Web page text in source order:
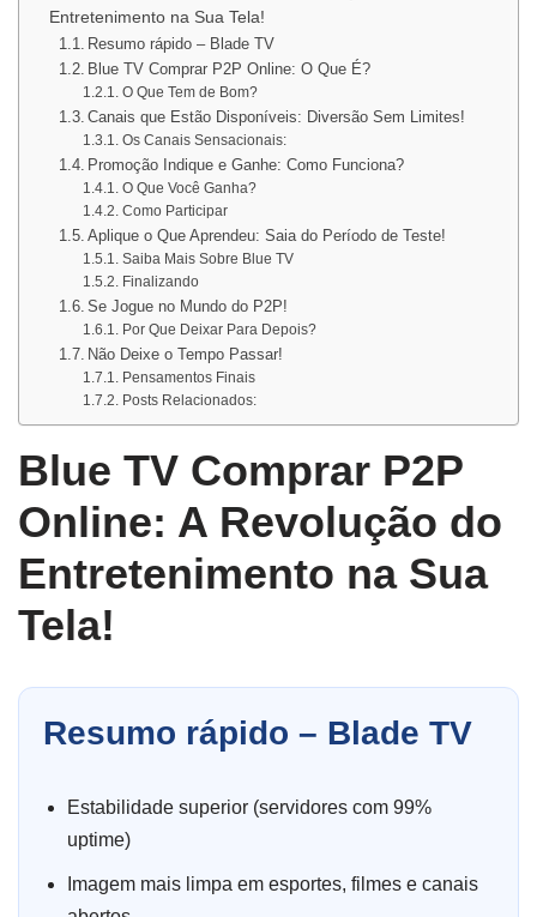
Entretenimento na Sua Tela!
Resumo rápido – Blade TV
Blue TV Comprar P2P Online: O Que É?
O Que Tem de Bom?
Canais que Estão Disponíveis: Diversão Sem Limites!
Os Canais Sensacionais:
Promoção Indique e Ganhe: Como Funciona?
O Que Você Ganha?
Como Participar
Aplique o Que Aprendeu: Saia do Período de Teste!
Saiba Mais Sobre Blue TV
Finalizando
Se Jogue no Mundo do P2P!
Por Que Deixar Para Depois?
Não Deixe o Tempo Passar!
Pensamentos Finais
Posts Relacionados:
Blue TV Comprar P2P
Online: A Revolução do
Entretenimento na Sua
Tela!
Resumo rápido – Blade TV
Estabilidade superior (servidores com 99%
uptime)
Imagem mais limpa em esportes, filmes e canais